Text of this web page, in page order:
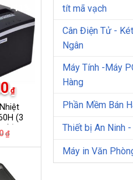
-11%
(3
)
₫
là:
₫
tại
1.950.000₫.
-17%
tít mã vạch
Cân Điện Tử -
Ngân
Máy Tính -Máy
Hàng
Phần Mềm Bán
Thiết bị An Ninh
Máy in Văn